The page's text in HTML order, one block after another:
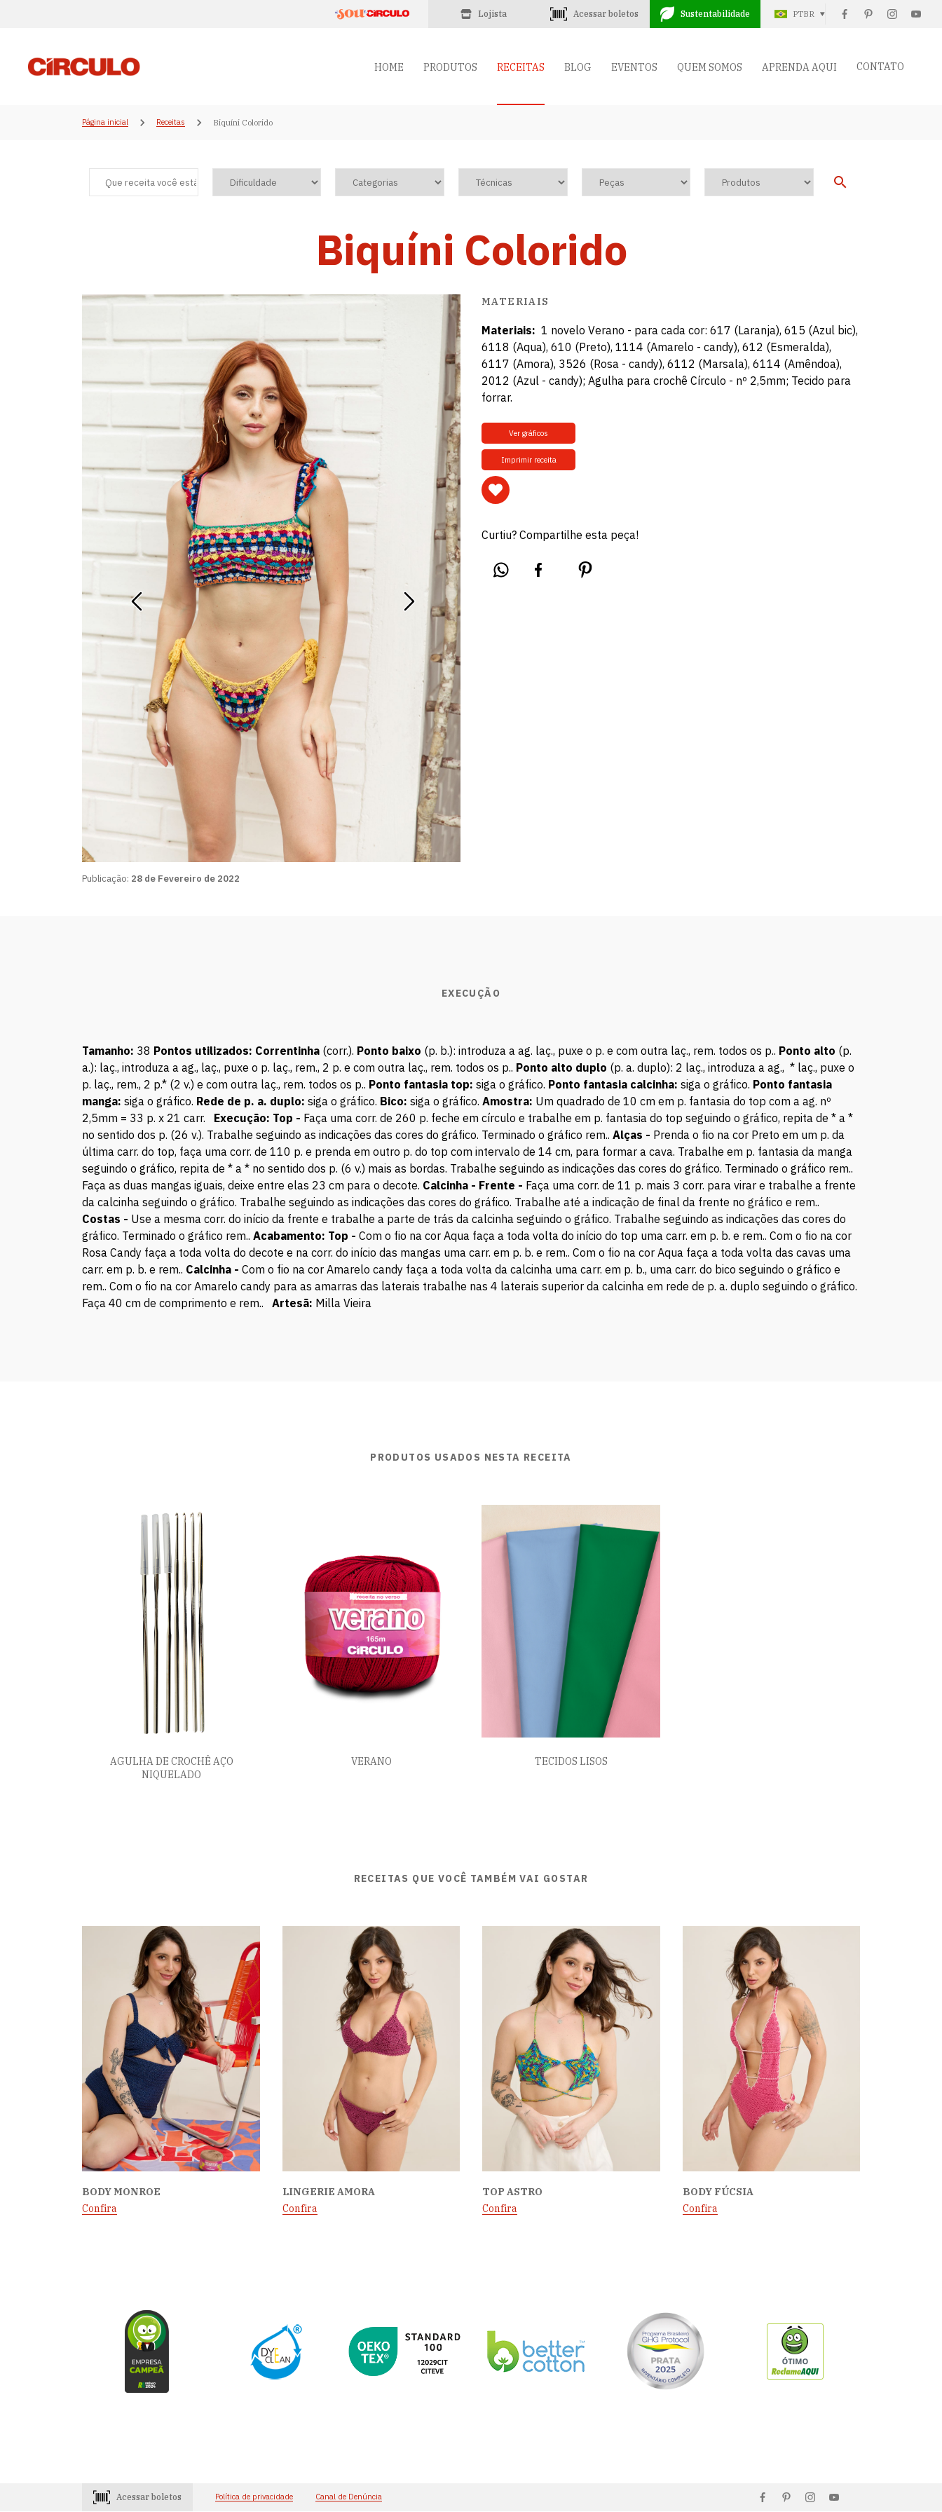
Lojista Acessar boletos Sustentabilidade PTBR
HOME PRODUTOS RECEITAS BLOG EVENTOS QUEM SOMOS APRENDA AQUI CONTATO
Página inicial Receitas Biquíni Colorido
Biquíni Colorido
Publicação: 28 de Fevereiro de 2022
MATERIAIS
Materiais: 1 novelo Verano - para cada cor: 617 (Laranja), 615 (Azul bic),
6118 (Aqua), 610 (Preto), 1114 (Amarelo - candy), 612 (Esmeralda),
6117 (Amora), 3526 (Rosa - candy), 6112 (Marsala), 6114 (Amêndoa),
2012 (Azul - candy); Agulha para crochê Círculo - nº 2,5mm; Tecido para
forrar.
Ver gráficos
Imprimir receita
Curtiu? Compartilhe esta peça!
EXECUÇÃO
Tamanho: 38 Pontos utilizados: Correntinha (corr.). Ponto baixo (p. b.): introduza a ag. laç., puxe o p. e com outra laç., rem. todos os p.. Ponto alto (p.
a.): laç., introduza a ag., laç., puxe o p. laç., rem., 2 p. e com outra laç., rem. todos os p.. Ponto alto duplo (p. a. duplo): 2 laç., introduza a ag., * laç., puxe o
p. laç., rem., 2 p.* (2 v.) e com outra laç., rem. todos os p.. Ponto fantasia top: siga o gráfico. Ponto fantasia calcinha: siga o gráfico. Ponto fantasia
manga: siga o gráfico. Rede de p. a. duplo: siga o gráfico. Bico: siga o gráfico. Amostra: Um quadrado de 10 cm em p. fantasia do top com a ag. nº
2,5mm = 33 p. x 21 carr. Execução: Top - Faça uma corr. de 260 p. feche em círculo e trabalhe em p. fantasia do top seguindo o gráfico, repita de * a *
no sentido dos p. (26 v.). Trabalhe seguindo as indicações das cores do gráfico. Terminado o gráfico rem.. Alças - Prenda o fio na cor Preto em um p. da
última carr. do top, faça uma corr. de 110 p. e prenda em outro p. do top com intervalo de 14 cm, para formar a cava. Trabalhe em p. fantasia da manga
seguindo o gráfico, repita de * a * no sentido dos p. (6 v.) mais as bordas. Trabalhe seguindo as indicações das cores do gráfico. Terminado o gráfico rem..
Faça as duas mangas iguais, deixe entre elas 23 cm para o decote. Calcinha - Frente - Faça uma corr. de 11 p. mais 3 corr. para virar e trabalhe a frente
da calcinha seguindo o gráfico. Trabalhe seguindo as indicações das cores do gráfico. Trabalhe até a indicação de final da frente no gráfico e rem..
Costas - Use a mesma corr. do início da frente e trabalhe a parte de trás da calcinha seguindo o gráfico. Trabalhe seguindo as indicações das cores do
gráfico. Terminado o gráfico rem.. Acabamento: Top - Com o fio na cor Aqua faça a toda volta do início do top uma carr. em p. b. e rem.. Com o fio na cor
Rosa Candy faça a toda volta do decote e na corr. do início das mangas uma carr. em p. b. e rem.. Com o fio na cor Aqua faça a toda volta das cavas uma
carr. em p. b. e rem.. Calcinha - Com o fio na cor Amarelo candy faça a toda volta da calcinha uma carr. em p. b., uma carr. do bico seguindo o gráfico e
rem.. Com o fio na cor Amarelo candy para as amarras das laterais trabalhe nas 4 laterais superior da calcinha em rede de p. a. duplo seguindo o gráfico.
Faça 40 cm de comprimento e rem.. Artesã: Milla Vieira
PRODUTOS USADOS NESTA RECEITA
AGULHA DE CROCHÊ AÇO
NIQUELADO
VERANO TECIDOS LISOS
RECEITAS QUE VOCÊ TAMBÉM VAI GOSTAR
BODY MONROE
Confira
LINGERIE AMORA
Confira
TOP ASTRO
Confira
BODY FÚCSIA
Confira
Acessar boletos Política de privacidade Canal de Denúncia